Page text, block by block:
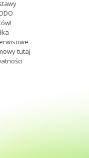
tutaj